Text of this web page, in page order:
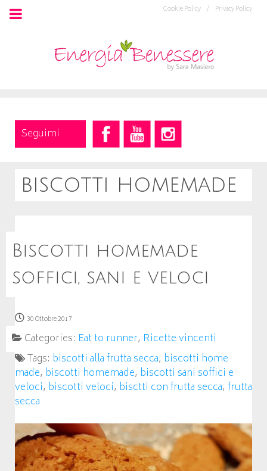
Privacy Policy
Cookie Policy /
Seguimi
biscotti homemade
Biscotti homemade
soffici, sani e veloci
30 Ottobre 2017
Categories: Eat to runner, Ricette vincenti
Tags: biscotti alla frutta secca, biscotti home
made, biscotti homemade, biscotti sani soffici e
veloci, biscotti veloci, bisctti con frutta secca, frutta
secca